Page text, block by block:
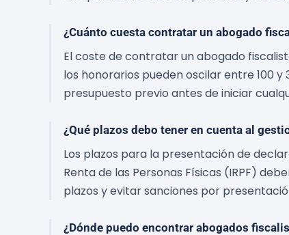
¿Cuánto cuesta contratar un abogado
El coste de contratar un abogado
los honorarios pueden oscilar entre 100
presupuesto previo antes de iniciar
¿Qué plazos debo tener en cuenta al
Los plazos para la presentación de
Renta de las Personas Físicas (IRPF)
plazos y evitar sanciones por
¿Dónde puedo encontrar abogados